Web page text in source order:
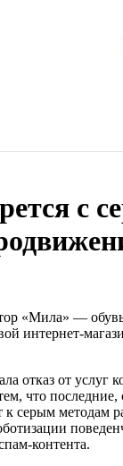
с
«Мила» —
интернет-
отказ от услуг
что последние,
к серым методам
контента.